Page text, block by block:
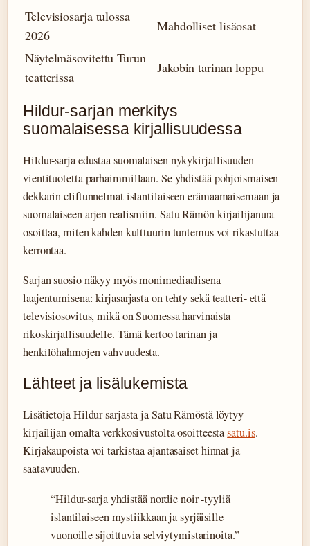
Televisiosarja tulossa
2026
Mahdolliset lisäosat
Näytelmäsovitettu Turun
teatterissa
Jakobin tarinan loppu
Hildur-sarjan merkitys
suomalaisessa kirjallisuudessa
Hildur-sarja edustaa suomalaisen nykykirjallisuuden
vientituotetta parhaimmillaan. Se yhdistää pohjoismaisen
dekkarin cliftunnelmat islantilaiseen erämaamaisemaan ja
suomalaiseen arjen realismiin. Satu Rämön kirjailijanura
osoittaa, miten kahden kulttuurin tuntemus voi rikastuttaa
kerrontaa.
Sarjan suosio näkyy myös monimediaalisena
laajentumisena: kirjasarjasta on tehty sekä teatteri- että
televisiosovitus, mikä on Suomessa harvinaista
rikoskirjallisuudelle. Tämä kertoo tarinan ja
henkilöhahmojen vahvuudesta.
Lähteet ja lisälukemista
Lisätietoja Hildur-sarjasta ja Satu Rämöstä löytyy
kirjailijan omalta verkkosivustolta osoitteestasatu.is.
Kirjakaupoista voi tarkistaa ajantasaiset hinnat ja
saatavuuden.
“Hildur-sarja yhdistää nordic noir -tyyliä
islantilaiseen mystiikkaan ja syrjäisille
vuonoille sijoittuvia selviytymistarinoita.”